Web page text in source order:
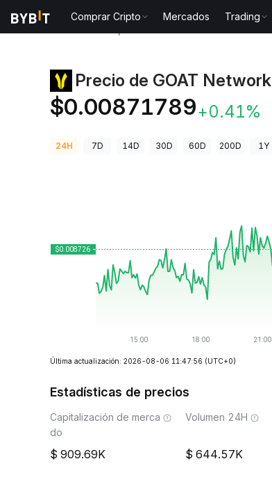
Comprar Cripto Mercados Trading
Precio de GOAT Network
$0.00871789+0.41%
24H 7D 14D 30D 60D 200D 1Y
Última actualización: 2026-08-06 11:47:56 (UTC+0)
Estadísticas de precios
Capitalización de merca
do
909.69K
Volumen 24H
644.57K